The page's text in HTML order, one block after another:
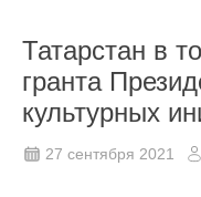
Татарстан в
гранта
культурных
27 сентября 2021